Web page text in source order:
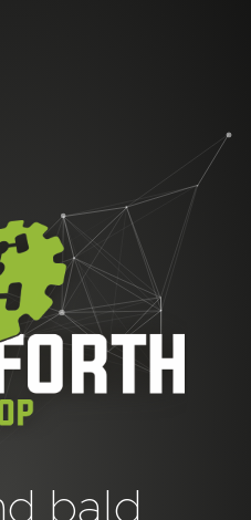
bald